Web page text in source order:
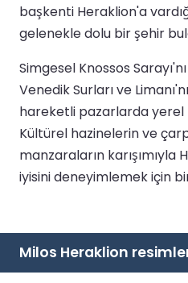
başkenti Heraklion'a
gelenekle dolu bir şehir
Simgesel Knossos
Venedik Surları ve
hareketli pazarlarda yerel
Kültürel hazinelerin ve
manzaraların karışımıyla
iyisini deneyimlemek için
Milos Heraklion